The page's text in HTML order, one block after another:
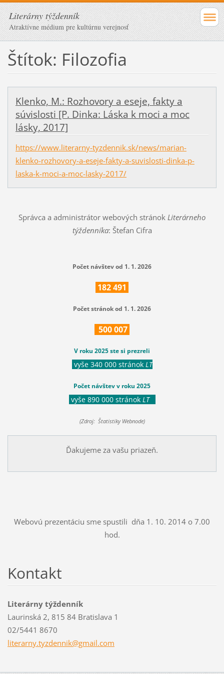
Literárny týždenník
Atraktívne médium pre kultúrnu verejnosť
Štítok: Filozofia
Klenko, M.: Rozhovory a eseje, fakty a
súvislosti [P. Dinka: Láska k moci a moc
lásky, 2017]
https://www.literarny-tyzdennik.sk/news/marian-
klenko-rozhovory-a-eseje-fakty-a-suvislosti-dinka-p-
laska-k-moci-a-moc-lasky-2017/
Správca a administrátor webových stránok Literárneho
týždenníka: Štefan Cifra
Počet návštev od 1. 1. 2026
182491
Počet stránok od 1. 1. 2026
500007
V roku 2025 ste si prezreli
vyše 340 000 stránok LT
Počet návštev v roku 2025
vyše 890 000 stránok LT
(Zdroj: Štatistiky Webnode)
Ďakujeme za vašu priazeň.
Webovú prezentáciu sme spustili dňa 1. 10. 2014 o 7.00
hod.
Kontakt
Literárny týždenník
Laurinská 2, 815 84 Bratislava 1
02/5441 8670
literarny.tyzdennik@gmail.com